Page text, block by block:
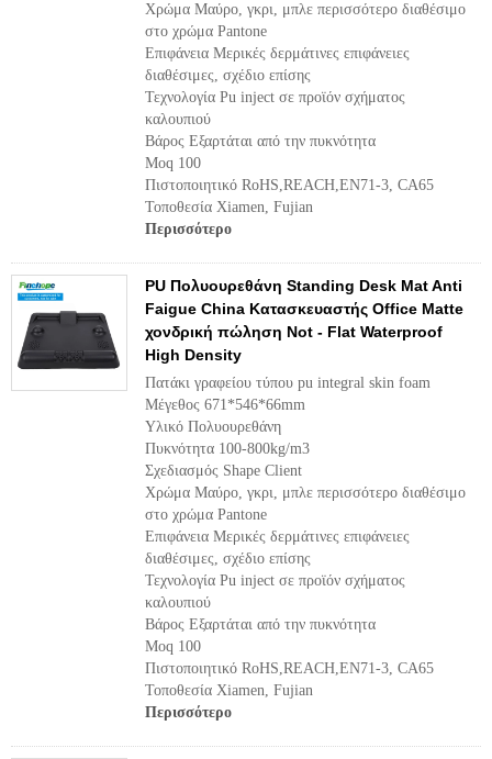
Χρώμα Μαύρο, γκρι, μπλε περισσότερο διαθέσιμο
στο χρώμα Pantone
Επιφάνεια Μερικές δερμάτινες επιφάνειες
διαθέσιμες, σχέδιο επίσης
Τεχνολογία Pu inject σε προϊόν σχήματος
καλουπιού
Βάρος Εξαρτάται από την πυκνότητα
Moq 100
Πιστοποιητικό RoHS,REACH,EN71-3, CA65
Τοποθεσία Xiamen, Fujian
Περισσότερο
PU Πολυουρεθάνη Standing Desk Mat Anti
Faigue China Κατασκευαστής Office Matte
χονδρική πώληση Not - Flat Waterproof
High Density
Πατάκι γραφείου τύπου pu integral skin foam
Μέγεθος 671*546*66mm
Υλικό Πολυουρεθάνη
Πυκνότητα 100-800kg/m3
Σχεδιασμός Shape Client
Χρώμα Μαύρο, γκρι, μπλε περισσότερο διαθέσιμο
στο χρώμα Pantone
Επιφάνεια Μερικές δερμάτινες επιφάνειες
διαθέσιμες, σχέδιο επίσης
Τεχνολογία Pu inject σε προϊόν σχήματος
καλουπιού
Βάρος Εξαρτάται από την πυκνότητα
Moq 100
Πιστοποιητικό RoHS,REACH,EN71-3, CA65
Τοποθεσία Xiamen, Fujian
Περισσότερο